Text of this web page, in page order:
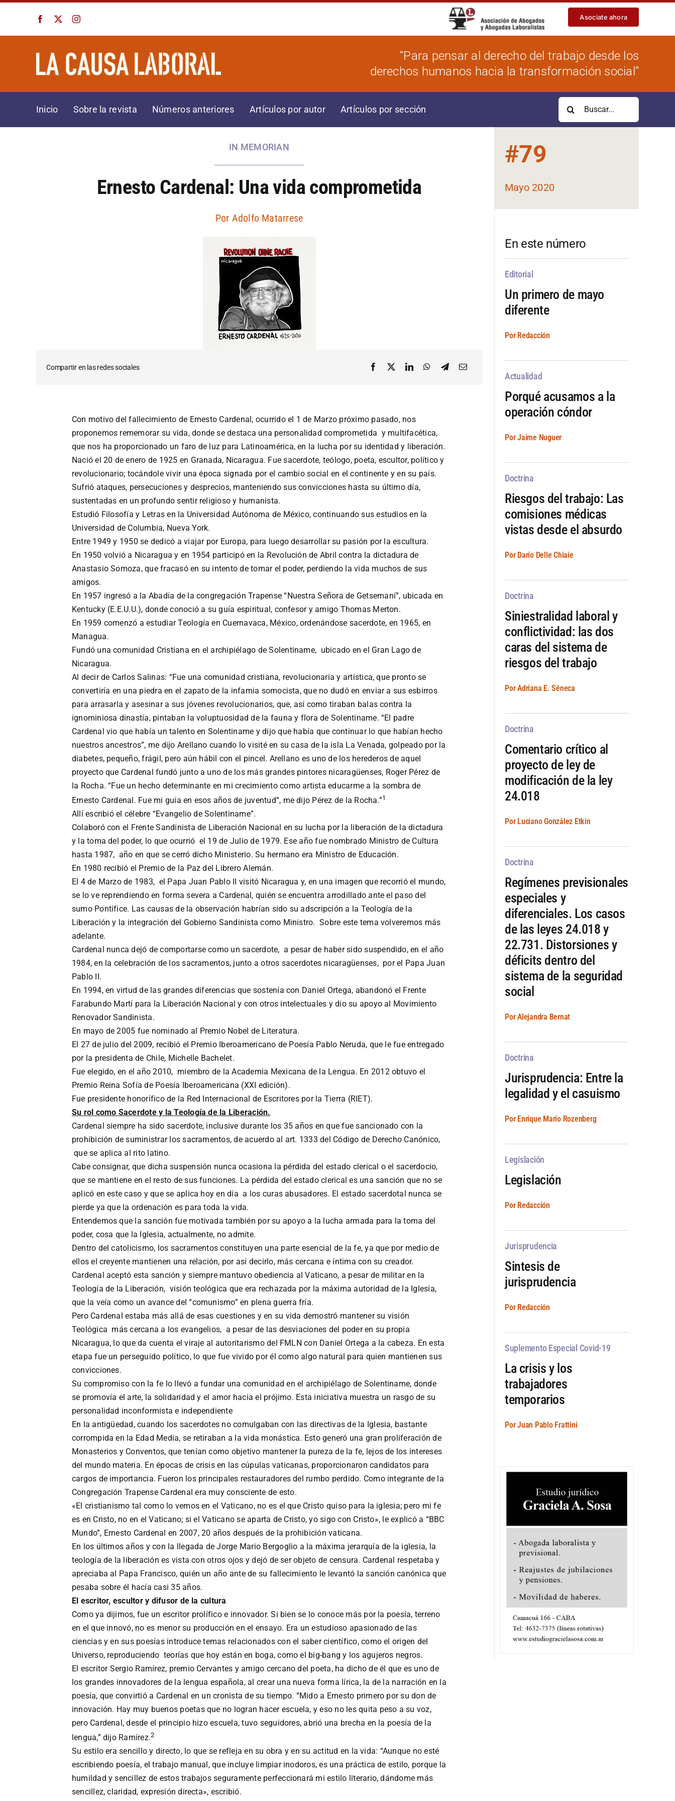
contenido
Asociate ahora
“Para pensar al derecho del trabajo desde los
derechos humanos hacia la transformación social”
Inicio Sobre la revista Números anteriores Artículos por autor Artículos por sección
Buscar:
IN MEMORIAN
Ernesto Cardenal: Una vida comprometida
Por Adolfo Matarrese
Compartir en las redes sociales
Con motivo del fallecimiento de Ernesto Cardenal, ocurrido el 1 de Marzo próximo pasado, nos
proponemos rememorar su vida, donde se destaca una personalidad comprometida y multifacética,
que nos ha proporcionado un faro de luz para Latinoamérica, en la lucha por su identidad y liberación.
Nació el 20 de enero de 1925 en Granada, Nicaragua. Fue sacerdote, teólogo, poeta, escultor, político y
revolucionario; tocándole vivir una época signada por el cambio social en el continente y en su país.
Sufrió ataques, persecuciones y desprecios, manteniendo sus convicciones hasta su último día,
sustentadas en un profundo sentir religioso y humanista.
Estudió Filosofía y Letras en la Universidad Autónoma de México, continuando sus estudios en la
Universidad de Columbia, Nueva York.
Entre 1949 y 1950 se dedicó a viajar por Europa, para luego desarrollar su pasión por la escultura.
En 1950 volvió a Nicaragua y en 1954 participó en la Revolución de Abril contra la dictadura de
Anastasio Somoza, que fracasó en su intento de tomar el poder, perdiendo la vida muchos de sus
amigos.
En 1957 ingresó a la Abadía de la congregación Trapense “Nuestra Señora de Getsemaní”, ubicada en
Kentucky (E.E.U.U.), donde conoció a su guía espiritual, confesor y amigo Thomas Merton.
En 1959 comenzó a estudiar Teología en Cuernavaca, México, ordenándose sacerdote, en 1965, en
Managua.
Fundó una comunidad Cristiana en el archipiélago de Solentiname, ubicado en el Gran Lago de
Nicaragua.
Al decir de Carlos Salinas: “Fue una comunidad cristiana, revolucionaria y artística, que pronto se
convertiría en una piedra en el zapato de la infamia somocista, que no dudó en enviar a sus esbirros
para arrasarla y asesinar a sus jóvenes revolucionarios, que, así como tiraban balas contra la
ignominiosa dinastía, pintaban la voluptuosidad de la fauna y flora de Solentiname. “El padre
Cardenal vio que había un talento en Solentiname y dijo que había que continuar lo que habían hecho
nuestros ancestros”, me dijo Arellano cuando lo visité en su casa de la isla La Venada, golpeado por la
diabetes, pequeño, frágil, pero aún hábil con el pincel. Arellano es uno de los herederos de aquel
proyecto que Cardenal fundó junto a uno de los más grandes pintores nicaragüenses, Roger Pérez de
la Rocha. “Fue un hecho determinante en mi crecimiento como artista educarme a la sombra de
Ernesto Cardenal. Fue mi guía en esos años de juventud”, me dijo Pérez de la Rocha.”1
Allí escribió el célebre “Evangelio de Solentiname”.
Colaboró con el Frente Sandinista de Liberación Nacional en su lucha por la liberación de la dictadura
y la toma del poder, lo que ocurrió el 19 de Julio de 1979. Ese año fue nombrado Ministro de Cultura
hasta 1987, año en que se cerró dicho Ministerio. Su hermano era Ministro de Educación.
En 1980 recibió el Premio de la Paz del Librero Alemán.
El 4 de Marzo de 1983, el Papa Juan Pablo II visitó Nicaragua y, en una imagen que recorrió el mundo,
se lo ve reprendiendo en forma severa a Cardenal, quién se encuentra arrodillado ante el paso del
sumo Pontífice. Las causas de la observación habrían sido su adscripción a la Teología de la
Liberación y la integración del Gobierno Sandinista como Ministro. Sobre este tema volveremos más
adelante.
Cardenal nunca dejó de comportarse como un sacerdote, a pesar de haber sido suspendido, en el año
1984, en la celebración de los sacramentos, junto a otros sacerdotes nicaragüenses, por el Papa Juan
Pablo II.
En 1994, en virtud de las grandes diferencias que sostenía con Daniel Ortega, abandonó el Frente
Farabundo Martí para la Liberación Nacional y con otros intelectuales y dio su apoyo al Movimiento
Renovador Sandinista.
En mayo de 2005 fue nominado al Premio Nobel de Literatura.
El 27 de julio del 2009, recibió el Premio Iberoamericano de Poesía Pablo Neruda, que le fue entregado
por la presidenta de Chile, Michelle Bachelet.
Fue elegido, en el año 2010, miembro de la Academia Mexicana de la Lengua. En 2012 obtuvo el
Premio Reina Sofía de Poesía Iberoamericana (XXI edición).​
Fue presidente honorífico de la Red Internacional de Escritores por la Tierra (RIET).
Su rol como Sacerdote y la Teología de la Liberación.
Cardenal siempre ha sido sacerdote, inclusive durante los 35 años en que fue sancionado con la
prohibición de suministrar los sacramentos, de acuerdo al art. 1333 del Código de Derecho Canónico,
que se aplica al rito latino.
Cabe consignar, que dicha suspensión nunca ocasiona la pérdida del estado clerical o el sacerdocio,
que se mantiene en el resto de sus funciones. La pérdida del estado clerical es una sanción que no se
aplicó en este caso y que se aplica hoy en día a los curas abusadores. El estado sacerdotal nunca se
pierde ya que la ordenación es para toda la vida.
Entendemos que la sanción fue motivada también por su apoyo a la lucha armada para la toma del
poder, cosa que la Iglesia, actualmente, no admite.
Dentro del catolicismo, los sacramentos constituyen una parte esencial de la fe, ya que por medio de
ellos el creyente mantienen una relación, por así decirlo, más cercana e íntima con su creador.
Cardenal aceptó esta sanción y siempre mantuvo obediencia al Vaticano, a pesar de militar en la
Teología de la Liberación, visión teológica que era rechazada por la máxima autoridad de la Iglesia,
que la veía como un avance del “comunismo” en plena guerra fría.
Pero Cardenal estaba más allá de esas cuestiones y en su vida demostró mantener su visión
Teológica más cercana a los evangelios, a pesar de las desviaciones del poder en su propia
Nicaragua, lo que da cuenta el viraje al autoritarismo del FMLN con Daniel Ortega a la cabeza. En esta
etapa fue un perseguido político, lo que fue vivido por él como algo natural para quien mantienen sus
convicciones.
Su compromiso con la fe lo llevó a fundar una comunidad en el archipiélago de Solentiname, donde
se promovía el arte, la solidaridad y el amor hacia el prójimo. Esta iniciativa muestra un rasgo de su
personalidad inconformista e independiente
En la antigüedad, cuando los sacerdotes no comulgaban con las directivas de la Iglesia, bastante
corrompida en la Edad Media, se retiraban a la vida monástica. Esto generó una gran proliferación de
Monasterios y Conventos, que tenían como objetivo mantener la pureza de la fe, lejos de los intereses
del mundo materia. En épocas de crisis en las cúpulas vaticanas, proporcionaron candidatos para
cargos de importancia. Fueron los principales restauradores del rumbo perdido. Como integrante de la
Congregación Trapense Cardenal era muy consciente de esto.
«El cristianismo tal como lo vemos en el Vaticano, no es el que Cristo quiso para la iglesia; pero mi fe
es en Cristo, no en el Vaticano; si el Vaticano se aparta de Cristo, yo sigo con Cristo», le explicó a “BBC
Mundo”, Ernesto Cardenal en 2007, 20 años después de la prohibición vaticana.
En los últimos años y con la llegada de Jorge Mario Bergoglio a la máxima jerarquía de la iglesia, la
teología de la liberación es vista con otros ojos y dejó de ser objeto de censura. Cardenal respetaba y
apreciaba al Papa Francisco, quién un año ante de su fallecimiento le levantó la sanción canónica que
pesaba sobre él hacía casi 35 años.
El escritor, escultor y difusor de la cultura
Como ya dijimos, fue un escritor prolífico e innovador. Si bien se lo conoce más por la poesía, terreno
en el que innovó, no es menor su producción en el ensayo. Era un estudioso apasionado de las
ciencias y en sus poesías introduce temas relacionados con el saber científico, como el origen del
Universo, reproduciendo teorías que hoy están en boga, como el big-bang y los agujeros negros.
El escritor Sergio Ramírez, premio Cervantes y amigo cercano del poeta, ha dicho de él que es uno de
los grandes innovadores de la lengua española, al crear una nueva forma lírica, la de la narración en la
poesía, que convirtió a Cardenal en un cronista de su tiempo. “Mido a Ernesto primero por su don de
innovación. Hay muy buenos poetas que no logran hacer escuela, y eso no les quita peso a su voz,
pero Cardenal, desde el principio hizo escuela, tuvo seguidores, abrió una brecha en la poesía de la
lengua,” dijo Ramírez.2
Su estilo era sencillo y directo, lo que se refleja en su obra y en su actitud en la vida: “Aunque no esté
escribiendo poesía, el trabajo manual, que incluye limpiar inodoros, es una práctica de estilo, porque la
humildad y sencillez de estos trabajos seguramente perfeccionará mi estilo literario, dándome más
sencillez, claridad, expresión directa», escribió.
#79
Mayo 2020
En este número
Editorial
Un primero de mayo
diferente
Por Redacción
Actualidad
Porqué acusamos a la
operación cóndor
Por Jaime Nuguer
Doctrina
Riesgos del trabajo: Las
comisiones médicas
vistas desde el absurdo
Por Darío Delle Chiaie
Doctrina
Siniestralidad laboral y
conflictividad: las dos
caras del sistema de
riesgos del trabajo
Por Adriana E. Séneca
Doctrina
Comentario crítico al
proyecto de ley de
modificación de la ley
24.018
Por Luciano González Etkin
Doctrina
Regímenes previsionales
especiales y
diferenciales. Los casos
de las leyes 24.018 y
22.731. Distorsiones y
déficits dentro del
sistema de la seguridad
social
Por Alejandra Bernat
Doctrina
Jurisprudencia: Entre la
legalidad y el casuismo
Por Enrique Mario Rozenberg
Legislación
Legislación
Por Redacción
Jurisprudencia
Sintesis de
jurisprudencia
Por Redacción
Suplemento Especial Covid-19
La crisis y los
trabajadores
temporarios
Por Juan Pablo Frattini